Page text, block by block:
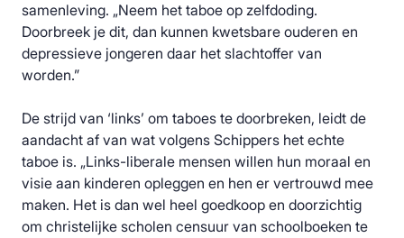
samenleving. „Neem het taboe op zelfdoding.
Doorbreek je dit, dan kunnen kwetsbare ouderen en
depressieve jongeren daar het slachtoffer van
worden.”
De strijd van ‘links’ om taboes te doorbreken, leidt de
aandacht af van wat volgens Schippers het echte
taboe is. „Links-liberale mensen willen hun moraal en
visie aan kinderen opleggen en hen er vertrouwd mee
maken. Het is dan wel heel goedkoop en doorzichtig
om christelijke scholen censuur van schoolboeken te